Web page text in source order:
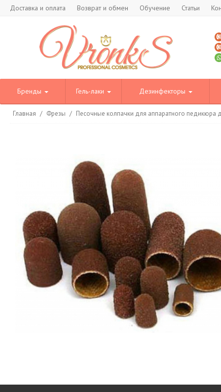
Доставка и оплата Возврат и обмен Обучение Статьи
Бренды Гель-лаки Дезинфекторы
Главная / Фрезы / Песочные колпачки для аппаратного педикюра